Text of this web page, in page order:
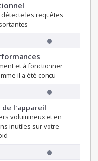
les requêtes
et à fonctionner
il a été conçu
l'appareil
volumineux et en
inutiles sur votre